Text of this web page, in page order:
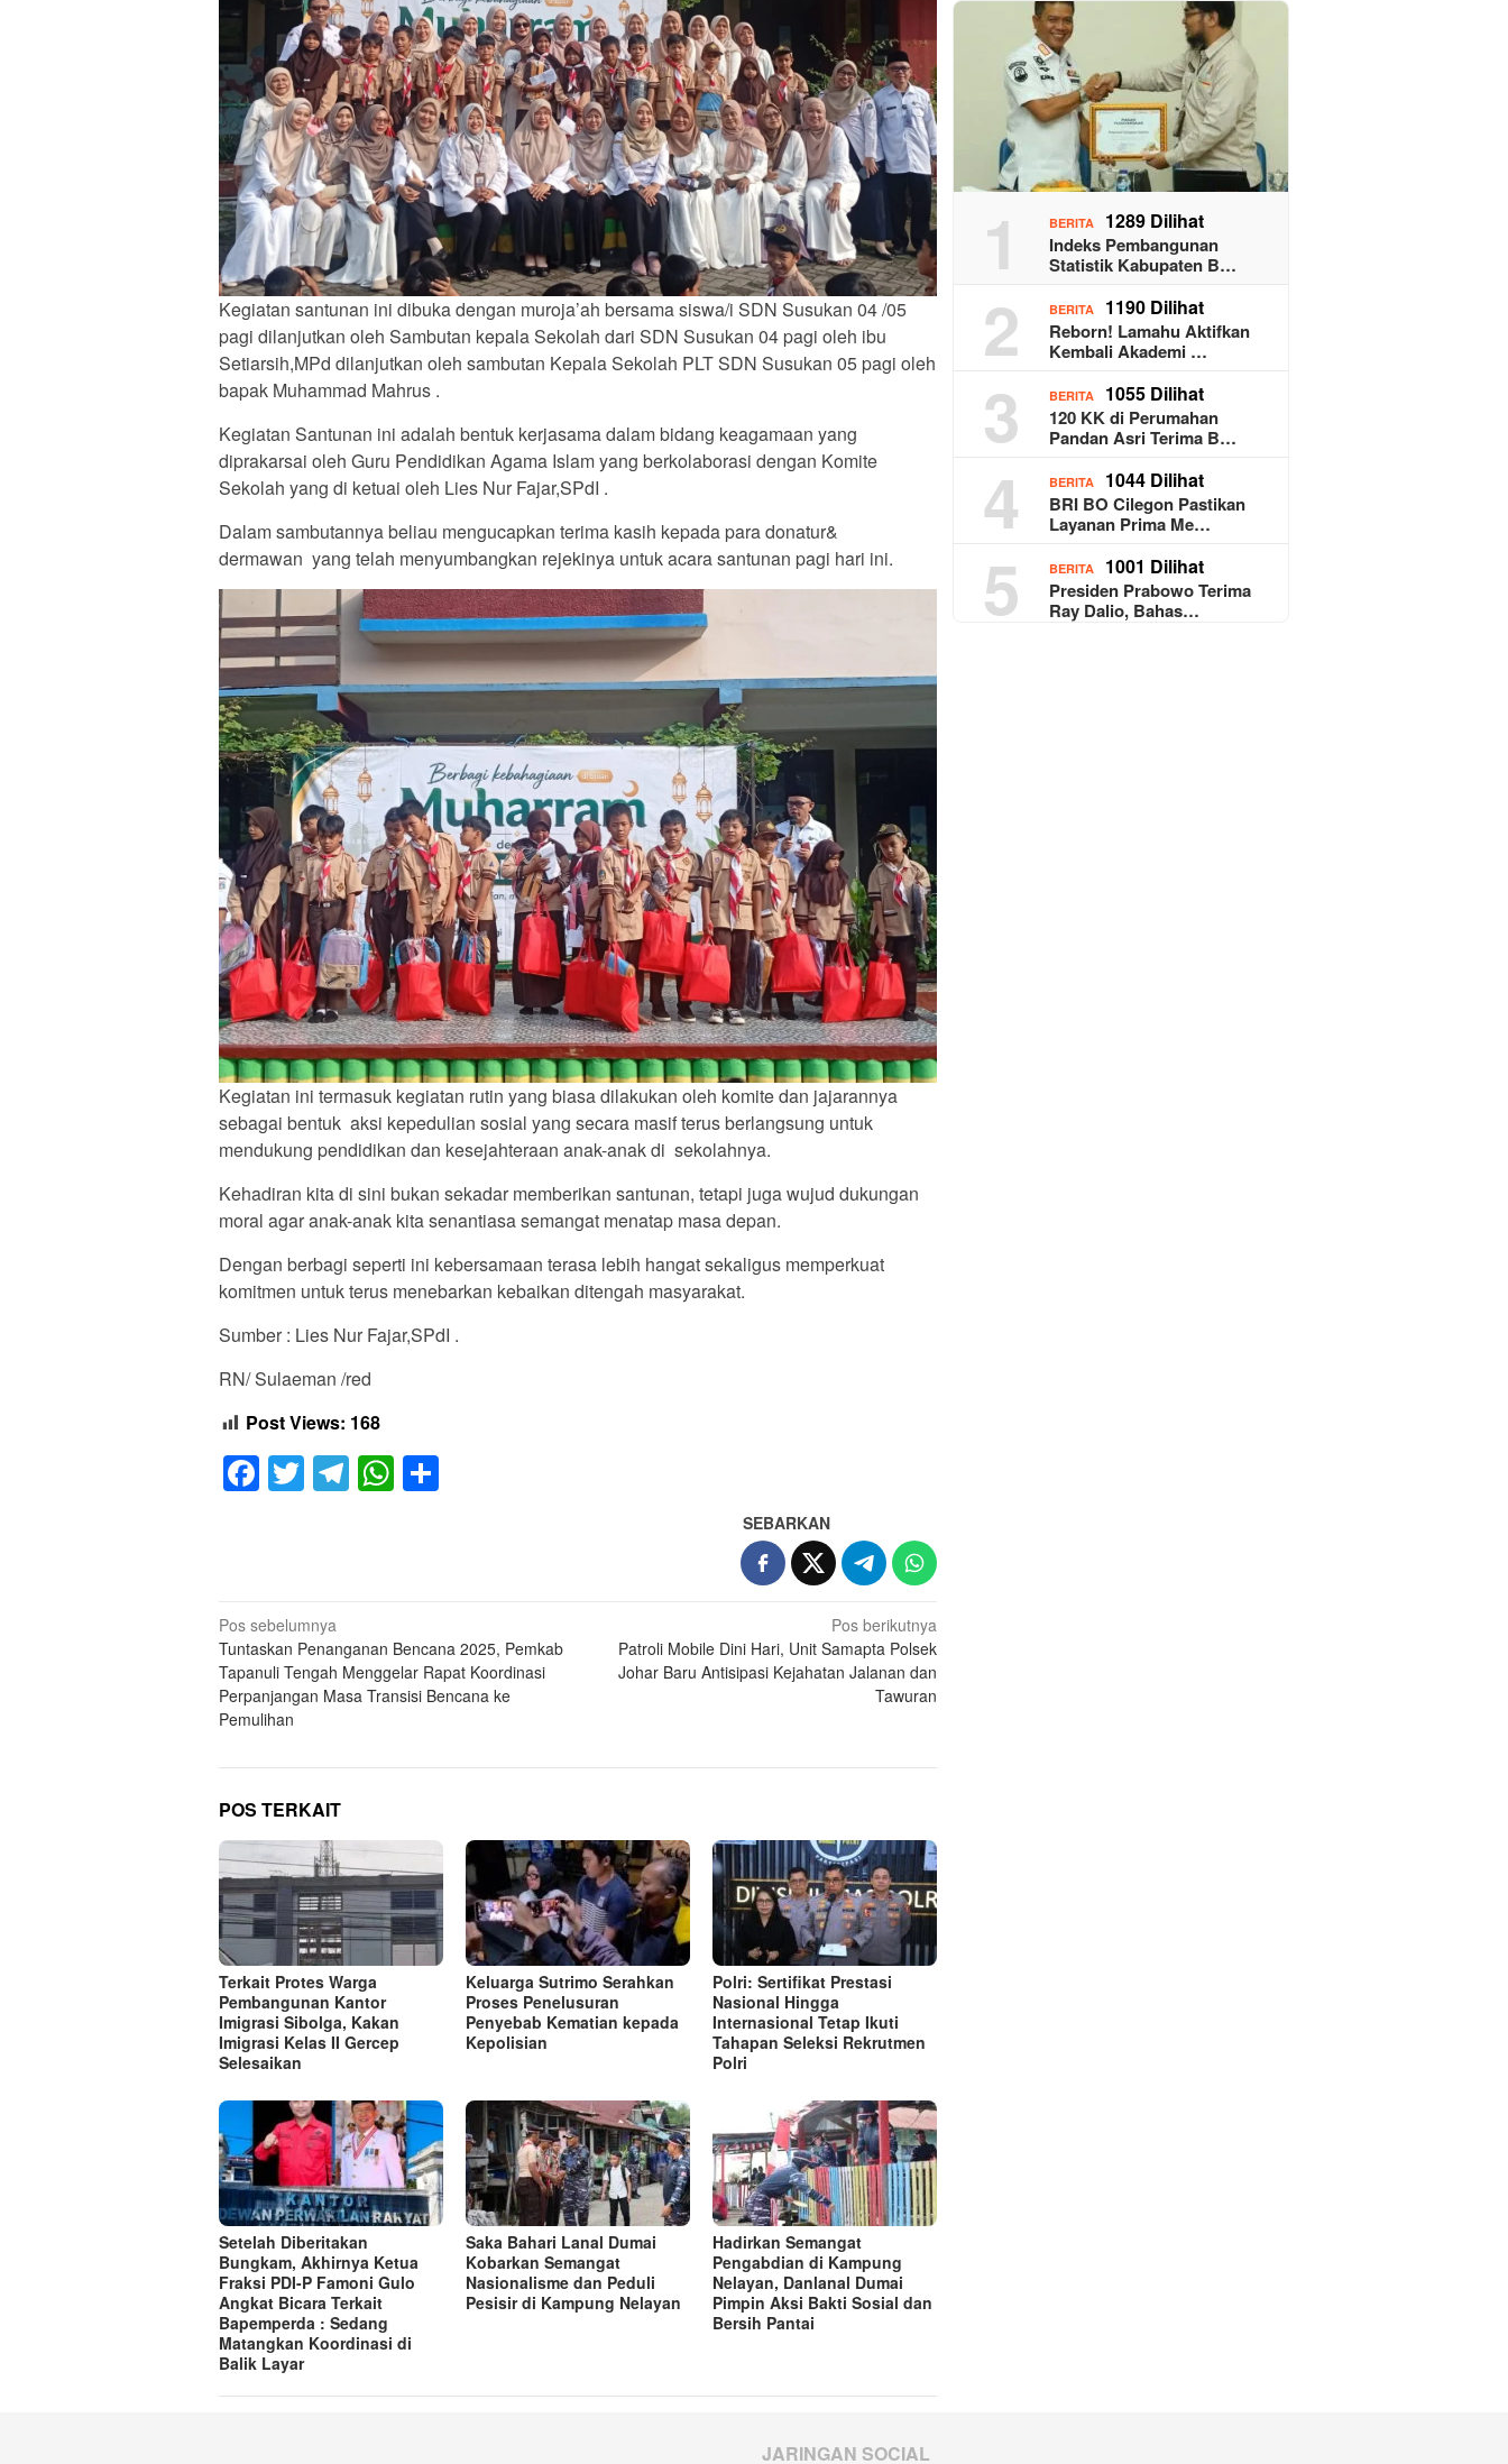
Kegiatan santunan ini dibuka dengan muroja’ah bersama siswa/i SDN Susukan 04 /05
pagi dilanjutkan oleh Sambutan kepala Sekolah dari SDN Susukan 04 pagi oleh ibu
Setiarsih,MPd dilanjutkan oleh sambutan Kepala Sekolah PLT SDN Susukan 05 pagi oleh
bapak Muhammad Mahrus .
Kegiatan Santunan ini adalah bentuk kerjasama dalam bidang keagamaan yang
diprakarsai oleh Guru Pendidikan Agama Islam yang berkolaborasi dengan Komite
Sekolah yang di ketuai oleh Lies Nur Fajar,SPdI .
Dalam sambutannya beliau mengucapkan terima kasih kepada para donatur&
dermawan yang telah menyumbangkan rejekinya untuk acara santunan pagi hari ini.
Kegiatan ini termasuk kegiatan rutin yang biasa dilakukan oleh komite dan jajarannya
sebagai bentuk aksi kepedulian sosial yang secara masif terus berlangsung untuk
mendukung pendidikan dan kesejahteraan anak-anak di sekolahnya.
Kehadiran kita di sini bukan sekadar memberikan santunan, tetapi juga wujud dukungan
moral agar anak-anak kita senantiasa semangat menatap masa depan.
Dengan berbagi seperti ini kebersamaan terasa lebih hangat sekaligus memperkuat
komitmen untuk terus menebarkan kebaikan ditengah masyarakat.
Sumber : Lies Nur Fajar,SPdI .
RN/ Sulaeman /red
Post Views: 168
Facebook
Twitter
Telegram
WhatsApp
SEBARKAN
Navigasi
pos
Pos sebelumnya
Tuntaskan Penanganan Bencana 2025, Pemkab
Tapanuli Tengah Menggelar Rapat Koordinasi
Perpanjangan Masa Transisi Bencana ke
Pemulihan
Pos berikutnya
Patroli Mobile Dini Hari, Unit Samapta Polsek
Johar Baru Antisipasi Kejahatan Jalanan dan
Tawuran
POS TERKAIT
Terkait Protes Warga
Pembangunan Kantor
Imigrasi Sibolga, Kakan
Imigrasi Kelas II Gercep
Selesaikan
Keluarga Sutrimo Serahkan
Proses Penelusuran
Penyebab Kematian kepada
Kepolisian
Polri: Sertifikat Prestasi
Nasional Hingga
Internasional Tetap Ikuti
Tahapan Seleksi Rekrutmen
Polri
Setelah Diberitakan
Bungkam, Akhirnya Ketua
Fraksi PDI-P Famoni Gulo
Angkat Bicara Terkait
Bapemperda : Sedang
Matangkan Koordinasi di
Balik Layar
Saka Bahari Lanal Dumai
Kobarkan Semangat
Nasionalisme dan Peduli
Pesisir di Kampung Nelayan
Hadirkan Semangat
Pengabdian di Kampung
Nelayan, Danlanal Dumai
Pimpin Aksi Bakti Sosial dan
Bersih Pantai
1 BERITA 1289 Dilihat
Indeks Pembangunan
Statistik Kabupaten B…
2 BERITA 1190 Dilihat
Reborn! Lamahu Aktifkan
Kembali Akademi …
3 BERITA 1055 Dilihat
120 KK di Perumahan
Pandan Asri Terima B…
4 BERITA 1044 Dilihat
BRI BO Cilegon Pastikan
Layanan Prima Me…
5 BERITA 1001 Dilihat
Presiden Prabowo Terima
Ray Dalio, Bahas…
JARINGAN SOCIAL